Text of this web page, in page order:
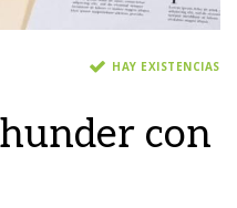
HAY EXISTENCIAS
con